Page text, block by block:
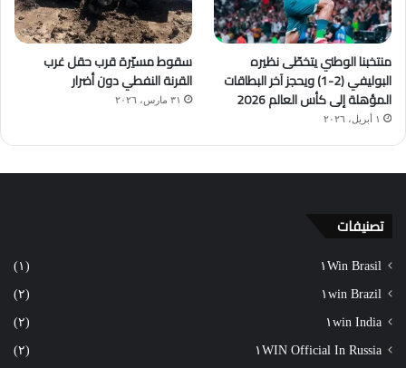
منتخبنا الوطني يتخطّى نظيره
البوليفي (2-1) ويحجز آخر البطاقات
المؤهلة إلى كأس العالم 2026
١ أبريل، ٢٠٢٦
سقوط مسيّرة قرب حقل غرب
القرنة النفطي دون أضرار
٣١ مارس، ٢٠٢٦
تصنيفات
١Win Brasil (١)
١win Brazil (٢)
١win India (٢)
١WIN Official In Russia (٢)